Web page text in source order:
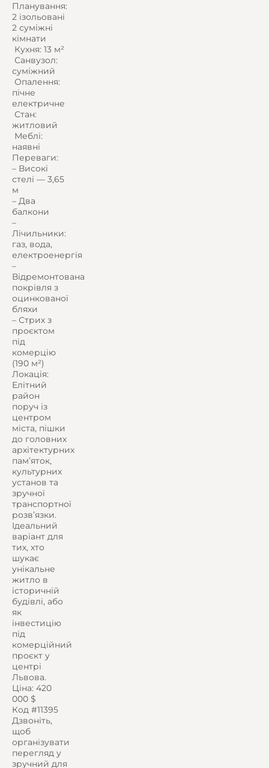
Планування:
2 ізольовані
2 суміжні
кімнати
️ Кухня: 13 м²
️ Санвузол:
суміжний
️ Опалення:
пічне
електричне
️ Стан:
житловий
️ Меблі:
наявні
Переваги:
– Високі
стелі — 3,65
м
– Два
балкони
–
Лічильники:
газ, вода,
електроенергія
–
Відремонтована
покрівля з
оцинкованої
бляхи
– Стрих з
проєктом
під
комерцію
(190 м²)
Локація:
Елітний
район
поруч із
центром
міста, пішки
до головних
архітектурних
пам’яток,
культурних
установ та
зручної
транспортної
розв’язки.
Ідеальний
варіант для
тих, хто
шукає
унікальне
житло в
історичній
будівлі, або
як
інвестицію
під
комерційний
проєкт у
центрі
Львова.
Ціна: 420
000 $
Код #11395
Дзвоніть,
щоб
організувати
перегляд у
зручний для